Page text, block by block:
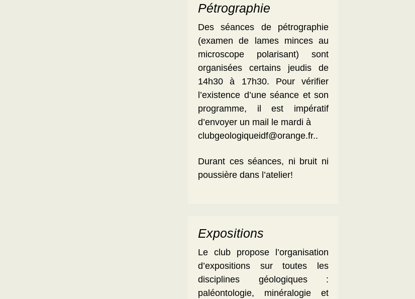
Pétrographie
Des séances de pétrographie
(examen de lames minces au
microscope polarisant) sont
organisées certains jeudis de
14h30 à 17h30. Pour vérifier
l’existence d’une séance et son
programme, il est impératif
d’envoyer un mail le mardi à
clubgeologiqueidf@orange.fr..
Durant ces séances, ni bruit ni
poussière dans l’atelier!
Expositions
Le club propose l’organisation
d’expositions sur toutes les
disciplines géologiques :
paléontologie, minéralogie et